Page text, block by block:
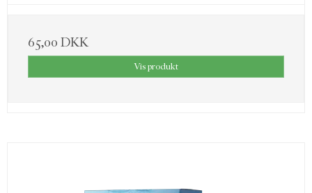
65,00 DKK
Vis produkt